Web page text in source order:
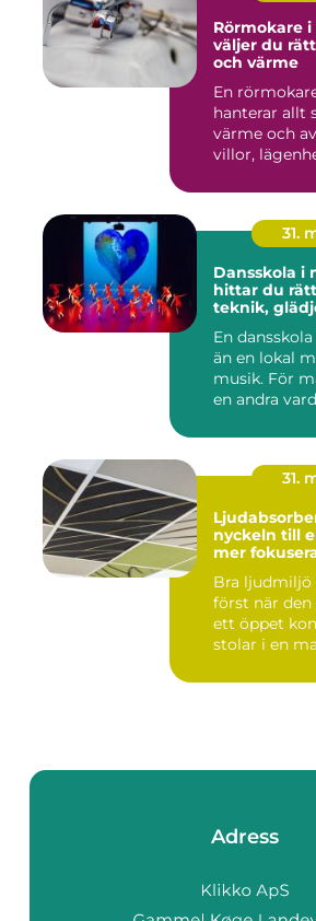
Rörmokare i
väljer du
och värme
En
hanterar allt
värme och
villor,
31.
Dansskola i
hittar du
teknik,
En
än en lokal
musik. För
en andra
31.
nyckeln till
mer
Bra ljudmiljö
först när den
ett öppet
stolar i en
Adress